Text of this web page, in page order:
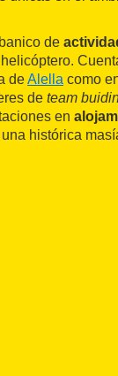
de
deAlella como
de team
en
histórica